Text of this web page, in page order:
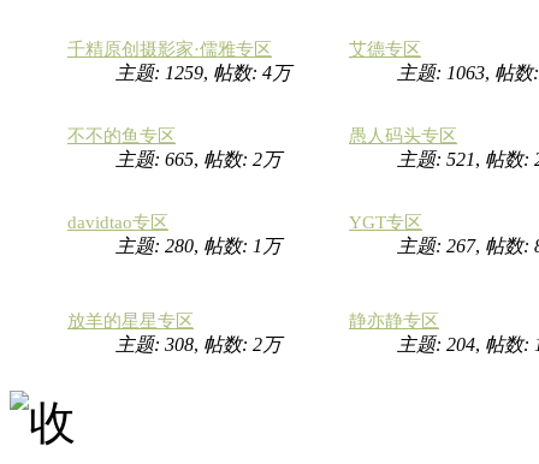
千精原创摄影家·儒雅专区
主题: 1259, 帖数: 4万
艾德专区
主题: 1063, 帖
不不的鱼专区
主题: 665, 帖数: 2万
愚人码头专区
主题: 521, 帖数:
davidtao专区
主题: 280, 帖数: 1万
YGT专区
主题: 267, 帖数:
放羊的星星专区
主题: 308, 帖数: 2万
静亦静专区
主题: 204, 帖数: